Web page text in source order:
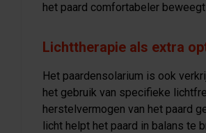
het paard comfortabeler
Lichttherapie als extra
Het paardensolarium is ook
het gebruik van specifieke
herstelvermogen van het paard
licht helpt het paard in balans te